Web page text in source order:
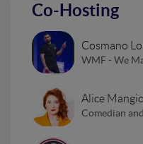
Co-Hosting
Cosmano
WMF - We
Alice
Comedian